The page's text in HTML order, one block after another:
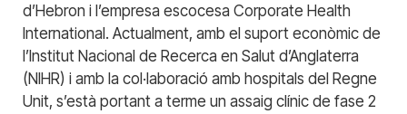
d’Hebron i l’empresa escocesa Corporate Health
International. Actualment, amb el suport econòmic de
l’Institut Nacional de Recerca en Salut d’Anglaterra
(NIHR) i amb la col·laboració amb hospitals del Regne
Unit, s’està portant a terme un assaig clínic de fase 2